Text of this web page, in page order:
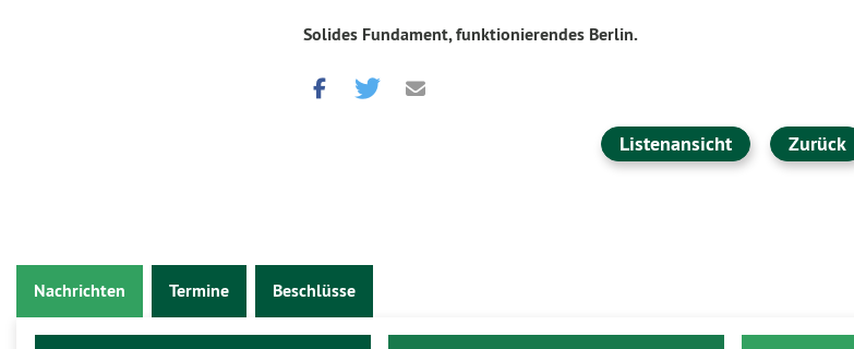
Solides Fundament, funktionierendes Berlin.
Listenansicht Zurück
Nachrichten Termine Beschlüsse